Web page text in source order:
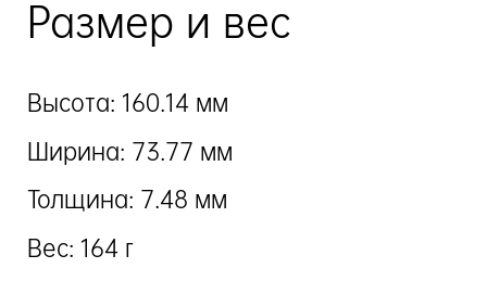
Размер и вес
Высота: 160.14 мм
Ширина: 73.77 мм
Толщина: 7.48 мм
Вес: 164 г